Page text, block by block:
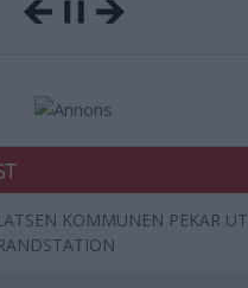
KOMMUNEN PEKAR UT